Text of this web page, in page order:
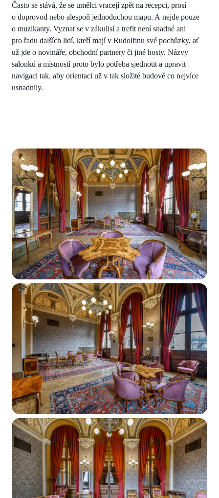
Často se stává, že se umělci vracejí zpět na recepci, prosí
o doprovod nebo alespoň jednoduchou mapu. A nejde pouze
o muzikanty. Vyznat se v zákulisí a trefit není snadné ani
pro řadu dalších lidí, kteří mají v Rudolfinu své pochůzky, ať
už jde o novináře, obchodní partnery či jiné hosty. Názvy
salonků a místností proto bylo potřeba sjednotit a upravit
navigaci tak, aby orientaci už v tak složité budově co nejvíce
usnadnily.